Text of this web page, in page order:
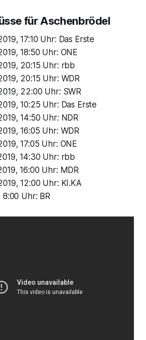
für Aschenbrödel
17:10 Uhr: Das Erste
18:50 Uhr: ONE
20:15 Uhr: rbb
20:15 Uhr: WDR
22:00 Uhr: SWR
10:25 Uhr: Das Erste
14:50 Uhr: NDR
16:05 Uhr: WDR
17:05 Uhr: ONE
14:30 Uhr: rbb
16:00 Uhr: MDR
12:00 Uhr: KI.KA
Uhr: BR